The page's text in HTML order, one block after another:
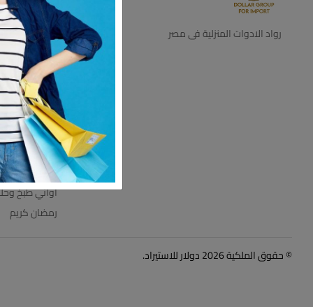
رواد الادوات المنزلية فى مصر
ديكور
اجهزه كهرباية
التخزين
اطباق
اطقم زجاج
ترامس
عروض
مستلزمات
مفروشات
اواني طبخ
رمضان كريم
© حقوق الملكية 2026 دولار للاستيراد.